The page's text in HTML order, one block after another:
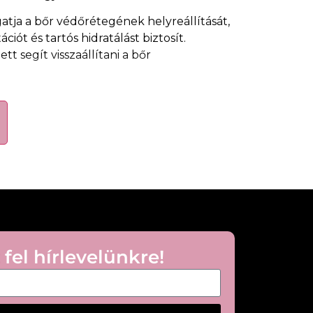
a bőr védőrétegének helyreállítását,
és tartós hidratálást biztosít.
segít visszaállítani a bőr
bőrre
használható
fel a tiszta, száraz bőrre az érintett
fel hírlevelünkre!